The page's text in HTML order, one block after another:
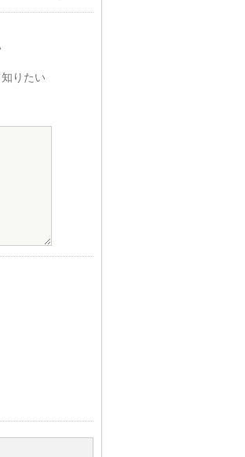
りたい